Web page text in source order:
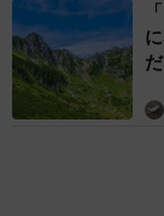
一時歩けるようにな
で「椎間板脊椎炎」
3カ月後に再
ところが、3カ